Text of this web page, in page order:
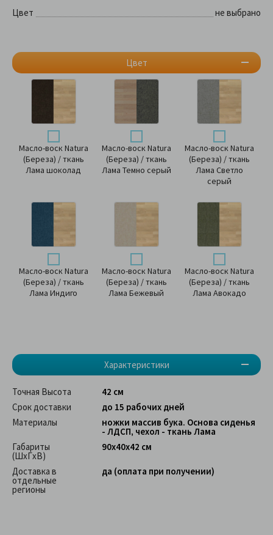
Цвет не выбрано
Цвет
Масло-воск Natura
(Береза) / ткань
Лама шоколад
Масло-воск Natura
(Береза) / ткань
Лама Темно серый
Масло-воск Natura
(Береза) / ткань
Лама Светло
серый
Масло-воск Natura
(Береза) / ткань
Лама Индиго
Масло-воск Natura
(Береза) / ткань
Лама Бежевый
Масло-воск Natura
(Береза) / ткань
Лама Авокадо
Характеристики
Точная Высота
42 см
Срок доставки
до 15 рабочих дней
Материалы
ножки массив бука. Основа сиденья
- ЛДСП, чехол - ткань Лама
Габариты
(ШхГхВ)
90х40х42 см
Доставка в
отдельные
регионы
да (оплата при получении)